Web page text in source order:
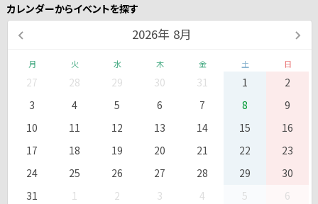
カレンダーからイベントを探す
2026年 8月
月 火 水 木 金 土 日
27 28 29 30 31 1
2
3
4 5 6 7 8
9
10
11 12 13 14 15
16
17
18 19 20 21 22
23
24
25 26 27 28 29
30
31
1 2 3 4 5 6